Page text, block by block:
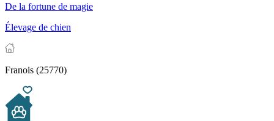
De la fortune de magie
Élevage de chien
Franois (25770)